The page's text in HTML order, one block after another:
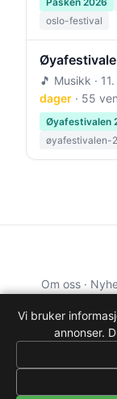
oslo-festival
🎵 Musikk ·
dager · 55
Øyafestivalen
øyafestivalen-
Om oss ·
Data from TMDB,
Vi bruker
annonser.